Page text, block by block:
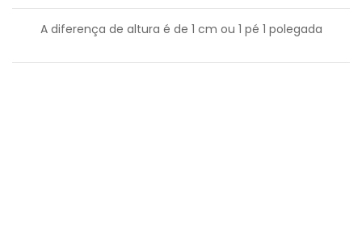
A diferença de altura é de 1 cm ou 1 pé 1 polegada